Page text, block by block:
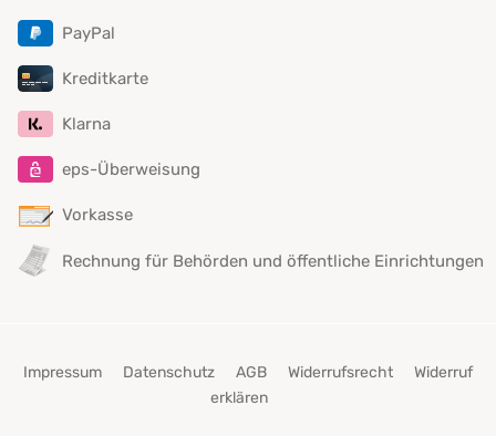
PayPal
Kreditkarte
Klarna
eps-Überweisung
Vorkasse
Rechnung für Behörden und öffentliche Einrichtungen
Impressum Datenschutz AGB Widerrufsrecht
Widerruf
erklären